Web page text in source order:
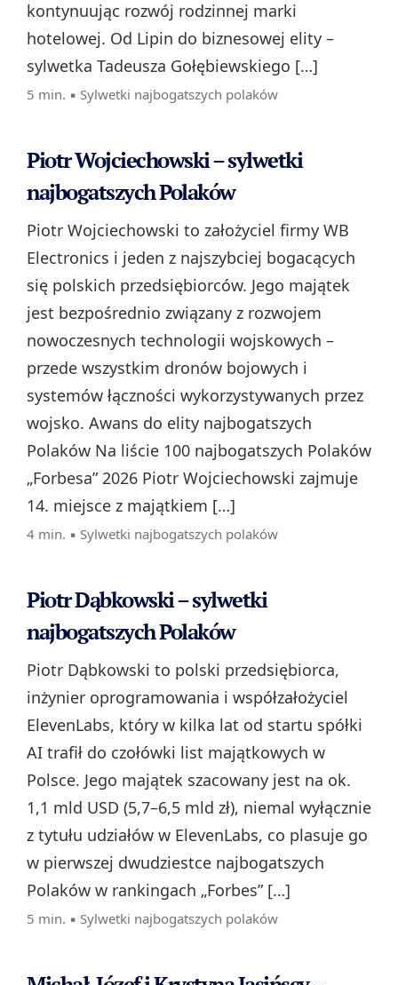
kontynuując rozwój rodzinnej marki
hotelowej. Od Lipin do biznesowej elity –
sylwetka Tadeusza Gołębiewskiego […]
5 min. ▪ Sylwetki najbogatszych polaków
Piotr Wojciechowski – sylwetki
najbogatszych Polaków
Piotr Wojciechowski to założyciel firmy WB
Electronics i jeden z najszybciej bogacących
się polskich przedsiębiorców. Jego majątek
jest bezpośrednio związany z rozwojem
nowoczesnych technologii wojskowych –
przede wszystkim dronów bojowych i
systemów łączności wykorzystywanych przez
wojsko. Awans do elity najbogatszych
Polaków Na liście 100 najbogatszych Polaków
„Forbesa” 2026 Piotr Wojciechowski zajmuje
14. miejsce z majątkiem […]
4 min. ▪ Sylwetki najbogatszych polaków
Piotr Dąbkowski – sylwetki
najbogatszych Polaków
Piotr Dąbkowski to polski przedsiębiorca,
inżynier oprogramowania i współzałożyciel
ElevenLabs, który w kilka lat od startu spółki
AI trafił do czołówki list majątkowych w
Polsce. Jego majątek szacowany jest na ok.
1,1 mld USD (5,7–6,5 mld zł), niemal wyłącznie
z tytułu udziałów w ElevenLabs, co plasuje go
w pierwszej dwudziestce najbogatszych
Polaków w rankingach „Forbes” […]
5 min. ▪ Sylwetki najbogatszych polaków